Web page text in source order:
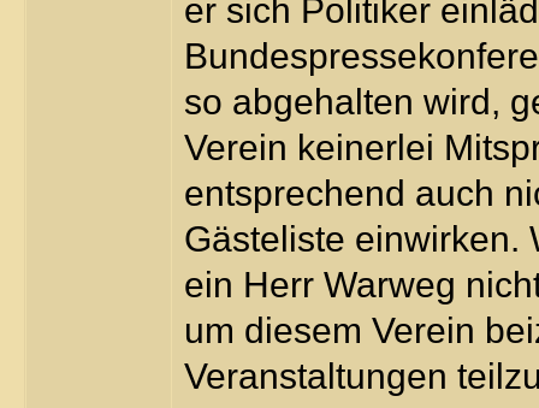
er sich Politiker
so abgehalten wird,
Verein keinerlei
entsprechend auch
Gästeliste einwirken.
ein Herr Warweg
um diesem Verein
Veranstaltungen